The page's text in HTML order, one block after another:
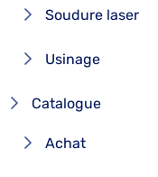
Soudure laser
Usinage
Catalogue
Achat